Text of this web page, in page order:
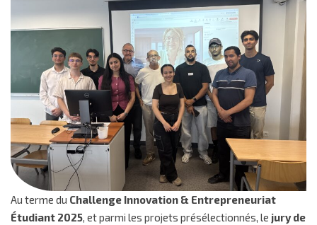
Au terme du Challenge Innovation & Entrepreneuriat
Étudiant 2025, et parmi les projets présélectionnés, le jury de